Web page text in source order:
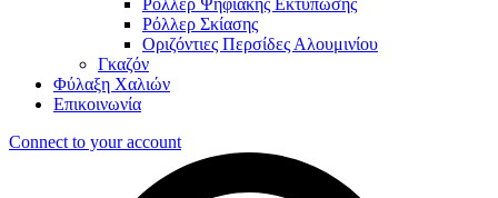
Ρόλλερ Ψηφιακής Εκτύπωσης
Ρόλλερ Σκίασης
Οριζόντιες Περσίδες Αλουμινίου
Γκαζόν
Φύλαξη Χαλιών
Επικοινωνία
Connect to your account